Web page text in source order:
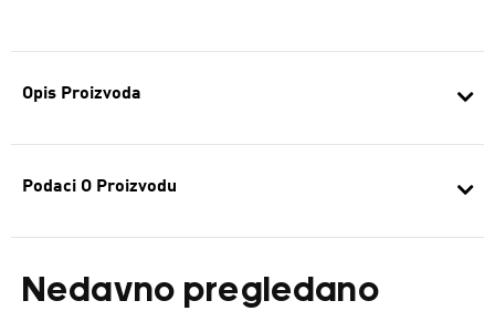
Opis Proizvoda
Podaci O Proizvodu
Nedavno pregledano